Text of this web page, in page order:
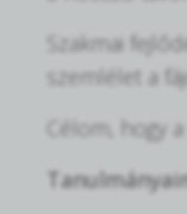
Szakmai
szemlélet a
Célom,